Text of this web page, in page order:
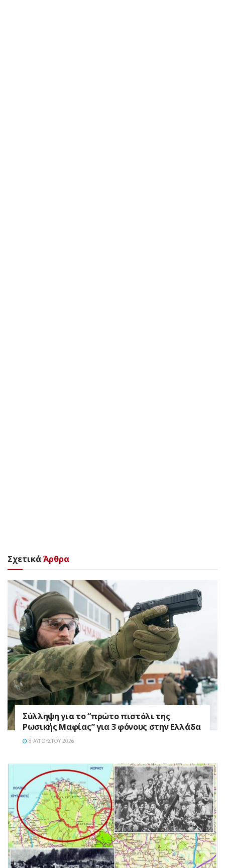
ΣχετικάΆρθρα
Σύλληψη για το “πρώτο πιστόλι της
Ρωσικής Μαφίας” για 3 φόνους στην Ελλάδα
8 ΑΥΓΟΎΣΤΟΥ 2026